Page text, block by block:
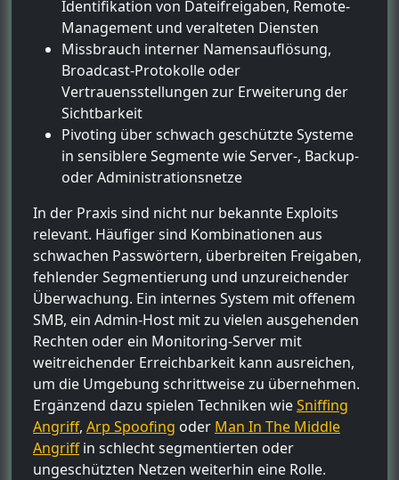
Identifikation von Dateifreigaben, Remote-
Management und veralteten Diensten
Missbrauch interner Namensauflösung,
Broadcast-Protokolle oder
Vertrauensstellungen zur Erweiterung der
Sichtbarkeit
Pivoting über schwach geschützte Systeme
in sensiblere Segmente wie Server-, Backup-
oder Administrationsnetze
In der Praxis sind nicht nur bekannte Exploits
relevant. Häufiger sind Kombinationen aus
schwachen Passwörtern, überbreiten Freigaben,
fehlender Segmentierung und unzureichender
Überwachung. Ein internes System mit offenem
SMB, ein Admin-Host mit zu vielen ausgehenden
Rechten oder ein Monitoring-Server mit
weitreichender Erreichbarkeit kann ausreichen,
um die Umgebung schrittweise zu übernehmen.
Ergänzend dazu spielen Techniken wieSniffing
Angriff, Arp Spoofing oder Man In The Middle
Angriffin schlecht segmentierten oder
ungeschützten Netzen weiterhin eine Rolle.